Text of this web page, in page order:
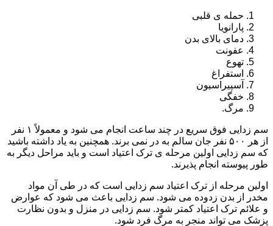
حمله ی قلبی
پارانویا
دمای بالای بدن
عفونت
تهوع
استفراغ
آسپیراسیون
خفگی
مرگ.
سم زدایی فوق سریع در چند ساعت انجام می شود و معمولاً ۱ نفر
از هر ۵۰۰ نفر جان سالم به در نمی برند. همچنین به یاد داشته باشید
که سم زدایی اولین مرحله ی ترک اعتیاد است و باید مراحل دیگر به
طور پیوسته انجام پذیرند.
اولین مرحله از ترک اعتیاد سم زدایی است که در طی آن مواد
مخدر از بدن زدوده می شود. سم زدایی باعث می شود که عوارض
و علائم ترک اعتیاد کمتر شود. سم زدایی در منزل و بدون نظارت
پزشک می تواند منجر به مرگ فرد شود.